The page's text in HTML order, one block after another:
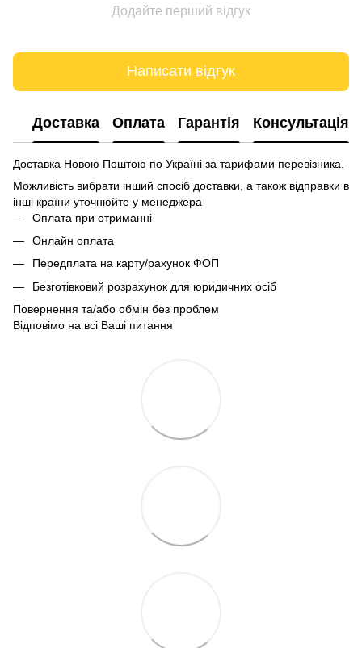
Додайте перший відгук
Написати відгук
Доставка Оплата Гарантія Консультація
Доставка Новою Поштою по Україні за тарифами перевізника.
Можливість вибрати інший спосіб доставки, а також відправки в
інші країни уточнюйте у менеджера
Оплата при отриманні
Онлайн оплата
Передплата на карту/рахунок ФОП
Безготівковий розрахунок для юридичних осіб
Повернення та/або обмін без проблем
Відповімо на всі Ваші питання